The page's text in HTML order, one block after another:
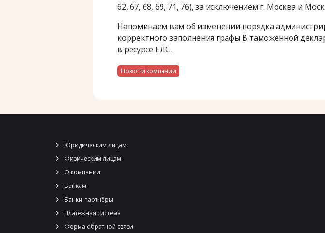
62, 67, 68, 69, 71, 76), за исключением г. Москва и
Напоминаем вам об изменении порядка
корректного заполнения графы В таможенной
в ресурсе ЕЛС.
Новости компании
Юридическим лицам
Физическим лицам
О компании
Банкам
Банки-партнёры
Платёжная система
Форма обратной связи